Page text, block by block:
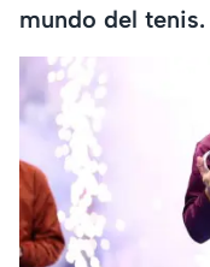
mundo del tenis.